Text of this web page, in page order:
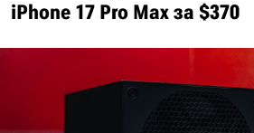
iPhone 17 Pro Max за $370